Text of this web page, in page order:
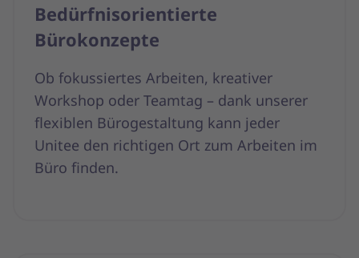
Bedürfnisorientierte
Bürokonzepte
Ob fokussiertes Arbeiten, kreativer
Workshop oder Teamtag – dank unserer
flexiblen Bürogestaltung kann jeder
Unitee den richtigen Ort zum Arbeiten im
Büro finden.